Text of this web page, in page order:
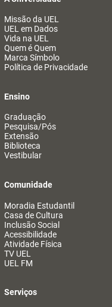
Missão da UEL
UEL em Dados
Vida na UEL
Quem é Quem
Marca Símbolo
Política de Privacidade
Ensino
Graduação
Pesquisa/Pós
Extensão
Biblioteca
Vestibular
Comunidade
Moradia Estudantil
Casa de Cultura
Inclusão Social
Acessibilidade
Atividade Física
TV UEL
UEL FM
Serviços